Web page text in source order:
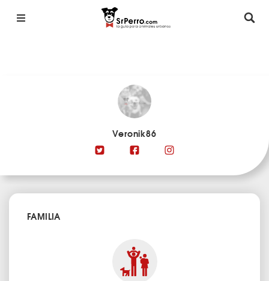
Veronik86
FAMILIA